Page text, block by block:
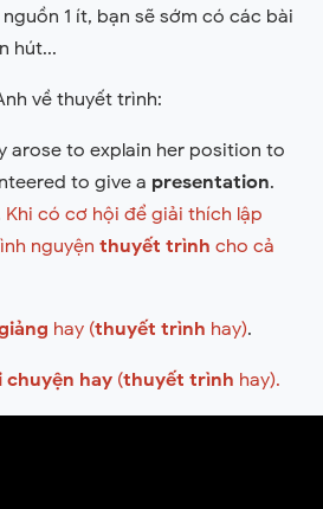
1 ít, bạn sẽ sớm có các bài
hút...
về thuyết trình:
arose to explain her position to
to give a presentation.
Khi có cơ hội để giải thích lập
nguyện thuyết trình cho cả
hay (thuyết trình hay).
chuyện hay (thuyết trình hay).